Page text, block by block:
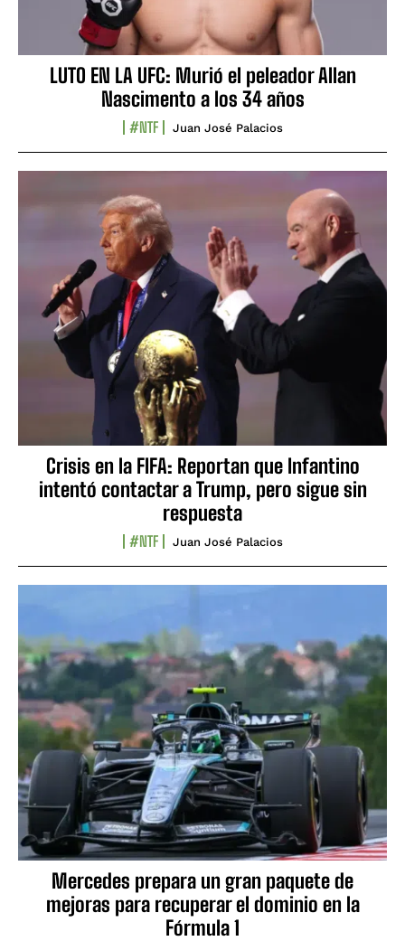
LUTO EN LA UFC: Murió el peleador Allan
Nascimento a los 34 años
#NTF Juan José Palacios
Crisis en la FIFA: Reportan que Infantino
intentó contactar a Trump, pero sigue sin
respuesta
#NTF Juan José Palacios
Mercedes prepara un gran paquete de
mejoras para recuperar el dominio en la
Fórmula 1